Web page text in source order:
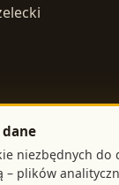
niezbędnych do
– plików